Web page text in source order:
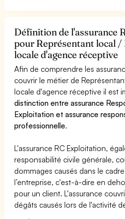
Définition de l'assurance
pour Représentant local /
locale d'agence réceptive
Afin de comprendre les
couvrir le métier de
locale d'agence réceptive il est
distinction entre assurance
Exploitation et assurance
professionnelle.
L'assurance RC Exploitation,
responsabilité civile générale,
dommages causés dans le
l’entreprise, c'est-à-dire en
pour un client. L'assurance
dégâts causés lors de l'activité